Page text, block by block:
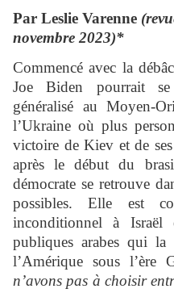
Par Leslie Varenne
novembre 2023)*
Commencé avec la
Joe Biden pourrait
généralisé au Moyen-
l’Ukraine où plus
victoire de Kiev et de
après le début du
démocrate se retrouve
possibles. Elle est
inconditionnel à
publiques arabes qui la
l’Amérique sous l’ère
n’avons pas à choisir